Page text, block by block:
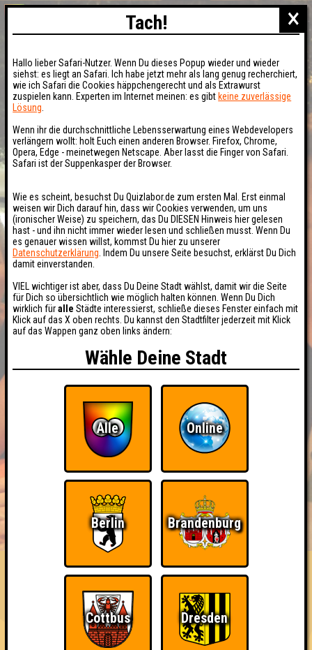
HIGHSCORE RESERVIERUNG
FAQ ÜBER UNS
Crash Override
Errungenschaften
Kleiner Hinweis: bei uns sind Teams, die in einem Stechen
×
Tach!
Hallo lieber Safari-Nutzer. Wenn Du dieses Popup wieder und wieder
siehst: es liegt an Safari. Ich habe jetzt mehr als lang genug recherchiert,
wie ich Safari die Cookies häppchengerecht und als Extrawurst
zuspielen kann. Experten im Internet meinen: es gibt keine zuverlässige
Lösung
Wenn ihr die durchschnittliche Lebensserwartung eines Webdevelopers
verlängern wollt: holt Euch einen anderen Browser. Firefox, Chrome,
Opera, Edge - meinetwegen Netscape. Aber lasst die Finger von Safari.
Safari ist der Suppenkasper der Browser.
Wie es scheint, besuchst Du Quizlabor.de zum ersten Mal. Erst einmal
weisen wir Dich darauf hin, dass wir Cookies verwenden, um uns
(ironischer Weise) zu speichern, das Du DIESEN Hinweis hier gelesen
hast - und ihn nicht immer wieder lesen und schließen musst. Wenn Du
es genauer wissen willst, kommst Du hier zu unserer
Datenschutzerklärung . Indem Du unsere Seite besuchst, erklärst Du Dich
damit einverstanden.
VIEL wichtiger ist aber, dass Du Deine Stadt wählst, damit wir die Seite
für Dich so übersichtlich wie möglich halten können. Wenn Du Dich
wirklich füralle Städte interessierst, schließe dieses Fenster einfach mit
Klick auf das X oben rechts. Du kannst den Stadtfilter jederzeit mit Klick
auf das Wappen ganz oben links ändern:
Wähle Deine Stadt
Alle Online
Berlin Brandenburg
Cottbus Dresden